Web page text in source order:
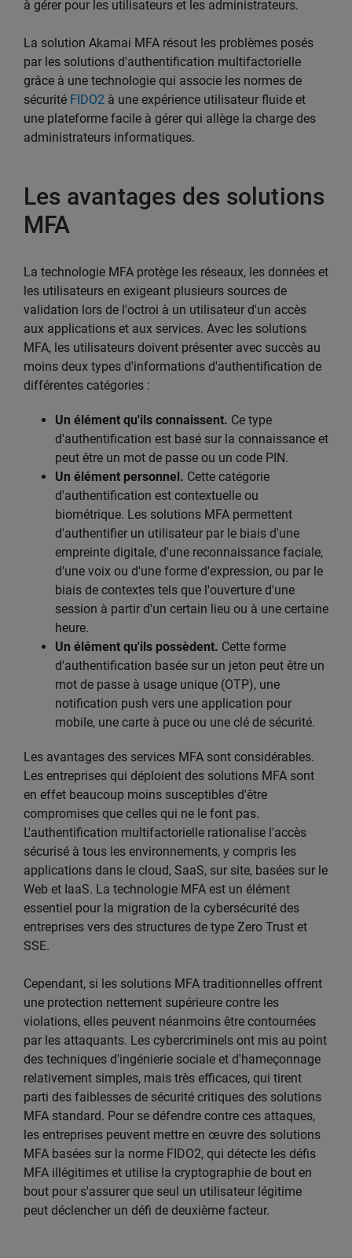
à gérer pour les utilisateurs et les administrateurs.
La solution Akamai MFA résout les problèmes posés
par les solutions d'authentification multifactorielle
grâce à une technologie qui associe les normes de
sécurité FIDO2 à une expérience utilisateur fluide et
une plateforme facile à gérer qui allège la charge des
administrateurs informatiques.
Les avantages des solutions
MFA
La technologie MFA protège les réseaux, les données et
les utilisateurs en exigeant plusieurs sources de
validation lors de l'octroi à un utilisateur d'un accès
aux applications et aux services. Avec les solutions
MFA, les utilisateurs doivent présenter avec succès au
moins deux types d'informations d'authentification de
différentes catégories :
Un élément qu'ils connaissent. Ce type
d'authentification est basé sur la connaissance et
peut être un mot de passe ou un code PIN.
Un élément personnel. Cette catégorie
d'authentification est contextuelle ou
biométrique. Les solutions MFA permettent
d'authentifier un utilisateur par le biais d'une
empreinte digitale, d'une reconnaissance faciale,
d'une voix ou d'une forme d'expression, ou par le
biais de contextes tels que l'ouverture d'une
session à partir d'un certain lieu ou à une certaine
heure.
Un élément qu'ils possèdent. Cette forme
d'authentification basée sur un jeton peut être un
mot de passe à usage unique (OTP), une
notification push vers une application pour
mobile, une carte à puce ou une clé de sécurité.
Les avantages des services MFA sont considérables.
Les entreprises qui déploient des solutions MFA sont
en effet beaucoup moins susceptibles d'être
compromises que celles qui ne le font pas.
L'authentification multifactorielle rationalise l'accès
sécurisé à tous les environnements, y compris les
applications dans le cloud, SaaS, sur site, basées sur le
Web et IaaS. La technologie MFA est un élément
essentiel pour la migration de la cybersécurité des
entreprises vers des structures de type Zero Trust et
SSE.
Cependant, si les solutions MFA traditionnelles offrent
une protection nettement supérieure contre les
violations, elles peuvent néanmoins être contournées
par les attaquants. Les cybercriminels ont mis au point
des techniques d'ingénierie sociale et d'hameçonnage
relativement simples, mais très efficaces, qui tirent
parti des faiblesses de sécurité critiques des solutions
MFA standard. Pour se défendre contre ces attaques,
les entreprises peuvent mettre en œuvre des solutions
MFA basées sur la norme FIDO2, qui détecte les défis
MFA illégitimes et utilise la cryptographie de bout en
bout pour s'assurer que seul un utilisateur légitime
peut déclencher un défi de deuxième facteur.